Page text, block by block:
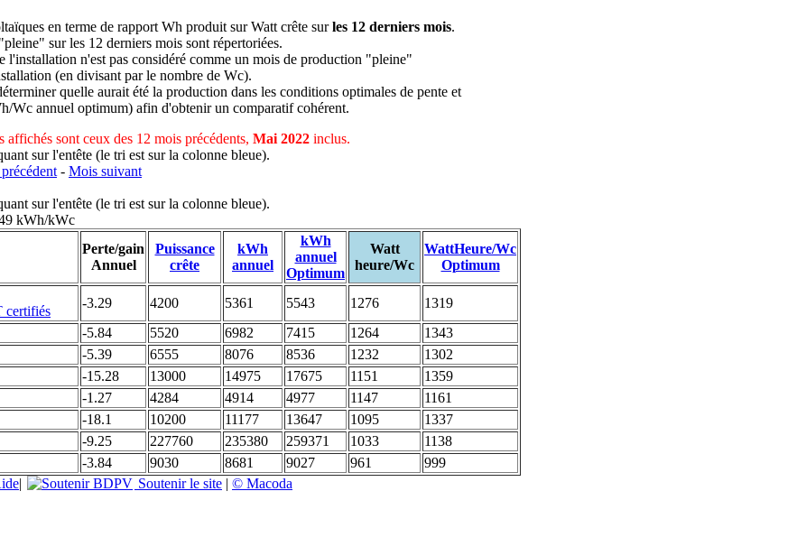
en terme de rapport Wh produit sur Watt crête surles 12 derniers mois.
sur les 12 derniers mois sont répertoriées.
l'installation n'est pas considéré comme un mois de production "pleine"
(en divisant par le nombre de Wc).
quelle aurait été la production dans les conditions optimales de pente et
Wc annuel optimum) afin d'obtenir un comparatif cohérent.
affichés sont ceux des 12 mois précédents, Mai 2022 inclus.
sur l'entête (le tri est sur la colonne bleue).
- Mois suivant
sur l'entête (le tri est sur la colonne bleue).
kWh/kWc
Perte/gain
Annuel
Puissance
crête
kWh
annuel
kWh
annuel
Optimum
Watt
heure/Wc
WattHeure/Wc
Optimum
-3.29 4200 5361 5543 1276
1319
-5.84 5520 6982 7415 1264
1343
-5.39 6555 8076 8536 1232
1302
-15.28 13000 14975 17675 1151
1359
-1.27 4284 4914 4977 1147
1161
-18.1 10200 11177 13647 1095
1337
-9.25 227760 235380 259371 1033
1138
-3.84 9030 8681 9027 961
999
| Soutenir le site | © Macoda